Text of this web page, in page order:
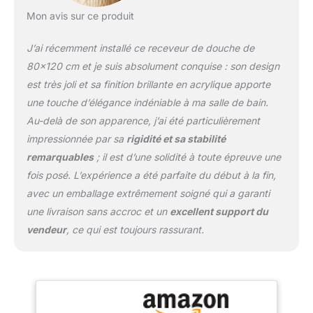
matériau : acrylique
sanitaire.
Mon avis sur ce produit
J’ai récemment installé ce receveur de douche de
80×120 cm et je suis absolument conquise : son design
est très joli et sa finition brillante en acrylique apporte
une touche d’élégance indéniable à ma salle de bain.
Au-delà de son apparence, j’ai été particulièrement
impressionnée par sa rigidité et sa stabilité
remarquables; il est d’une solidité à toute épreuve une
fois posé. L’expérience a été parfaite du début à la fin,
avec un emballage extrêmement soigné qui a garanti
une livraison sans accroc et un excellent support du
vendeur, ce qui est toujours rassurant.